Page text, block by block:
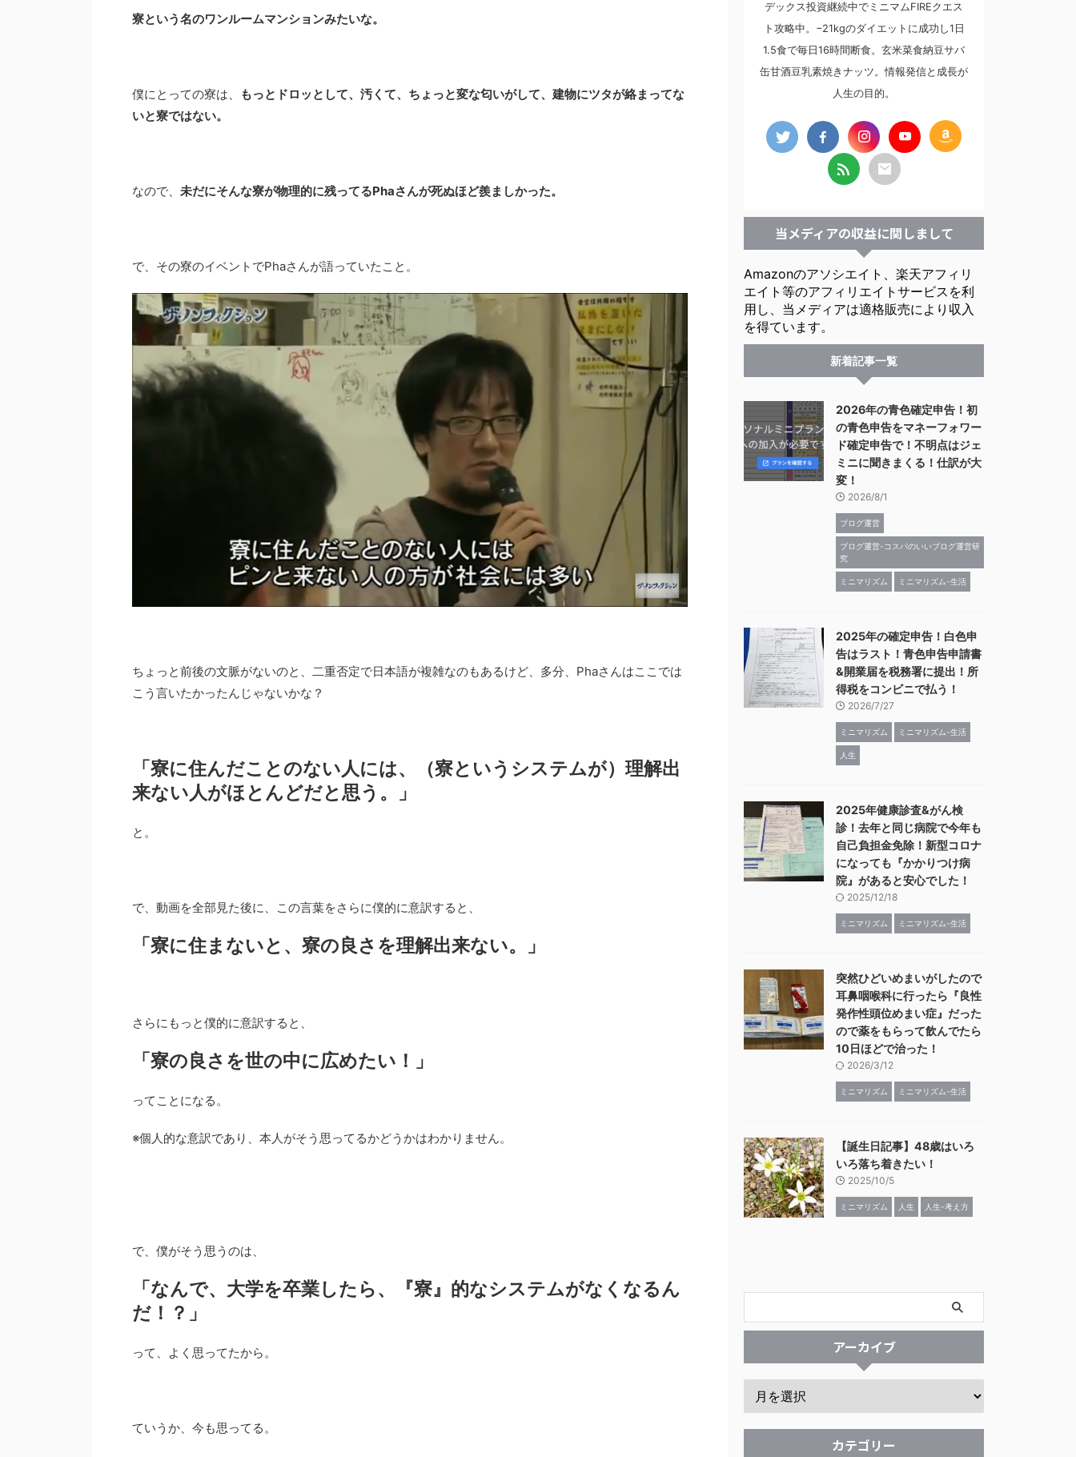
寮という名のワンルームマンションみたいな。
僕にとっての寮は、
もっとドロッとして、汚くて、ちょっと変な匂いがして、建物にツタが絡まってな
いと寮ではない。
なので、 未だにそんな寮が物理的に残ってるPhaさんが死ぬほど羨ましかった。
で、その寮のイベントでPhaさんが語っていたこと。
ちょっと前後の文脈がないのと、二重否定で日本語が複雑なのもあるけど、多分、Phaさんはここでは
こう言いたかったんじゃないかな？
「寮に住んだことのない人には、（寮というシステムが）理解出
来ない人がほとんどだと思う。」
と。
で、動画を全部見た後に、この言葉をさらに僕的に意訳すると、
「寮に住まないと、寮の良さを理解出来ない。」
さらにもっと僕的に意訳すると、
「寮の良さを世の中に広めたい！」
ってことになる。
※個人的な意訳であり、本人がそう思ってるかどうかはわかりません。
で、僕がそう思うのは、
「なんで、大学を卒業したら、『寮』的なシステムがなくなるん
だ！？」
って、よく思ってたから。
ていうか、今も思ってる。
デックス投資継続中でミニマムFIREクエス
ト攻略中。−21kgのダイエットに成功し1日
1.5食で毎日16時間断食。玄米菜食納豆サバ
缶甘酒豆乳素焼きナッツ。情報発信と成長が
人生の目的。
当メディアの収益に関しまして
Amazonのアソシエイト、楽天アフィリ
エイト等のアフィリエイトサービスを利
用し、当メディアは適格販売により収入
を得ています。
新着記事一覧
2026年の青色確定申告！初
の青色申告をマネーフォワー
ド確定申告で！不明点はジェ
ミニに聞きまくる！仕訳が大
変！
2026/8/1
ブログ運営
ブログ運営-コスパのいいブログ運営研
究
ミニマリズム ミニマリズム-生活
2025年の確定申告！白色申
告はラスト！青色申告申請書
&開業届を税務署に提出！所
得税をコンビニで払う！
2026/7/27
ミニマリズム ミニマリズム-生活
人生
2025年健康診査&がん検
診！去年と同じ病院で今年も
自己負担金免除！新型コロナ
になっても『かかりつけ病
院』があると安心でした！
2025/12/18
ミニマリズム ミニマリズム-生活
突然ひどいめまいがしたので
耳鼻咽喉科に行ったら『良性
発作性頭位めまい症』だった
ので薬をもらって飲んでたら
10日ほどで治った！
2026/3/12
ミニマリズム ミニマリズム-生活
【誕生日記事】48歳はいろ
いろ落ち着きたい！
2025/10/5
ミニマリズム 人生 人生-考え方
アーカイブ
カテゴリー